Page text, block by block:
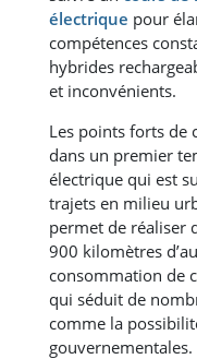
électrique pour
compétences
hybrides
et inconvénients.
Les points forts de
dans un premier
électrique qui est
trajets en milieu
permet de réaliser
900 kilomètres
consommation de
qui séduit de
comme la
gouvernementales.